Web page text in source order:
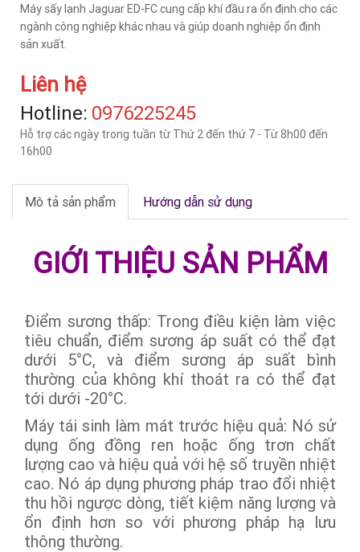
Máy sấy lạnh Jaguar ED-FC cung cấp khí đầu ra ổn định cho các
ngành công nghiệp khác nhau và giúp doanh nghiệp ổn định
sản xuất.
Liên hệ
Hotline: ‎0976225245
Hỗ trợ các ngày trong tuần từ Thứ 2 đến thứ 7 - Từ 8h00 đến
16h00
Mô tả sản phẩm Hướng dẫn sử dụng
GIỚI THIỆU SẢN PHẨM
Điểm sương thấp: Trong điều kiện làm việc
tiêu chuẩn, điểm sương áp suất có thể đạt
dưới 5°C, và điểm sương áp suất bình
thường của không khí thoát ra có thể đạt
tới dưới -20°C.
Máy tái sinh làm mát trước hiệu quả: Nó sử
dụng ống đồng ren hoặc ống trơn chất
lượng cao và hiệu quả với hệ số truyền nhiệt
cao. Nó áp dụng phương pháp trao đổi nhiệt
thu hồi ngược dòng, tiết kiệm năng lượng và
ổn định hơn so với phương pháp hạ lưu
thông thường.